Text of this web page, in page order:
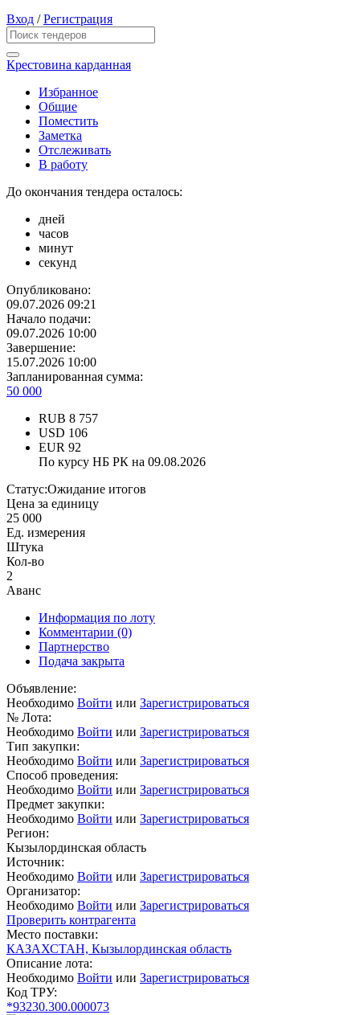
Вход /Регистрация
Крестовина карданная
Избранное
Общие
Поместить
Заметка
Отслеживать
В работу
До окончания тендера осталось:
дней
часов
минут
секунд
Опубликовано:
09.07.2026 09:21
Начало подачи:
09.07.2026 10:00
Завершение:
15.07.2026 10:00
Запланированная сумма:
50 000
RUB 8 757
USD 106
EUR 92
По курсу НБ РК на 09.08.2026
Статус:Ожидание итогов
Цена за единицу
25 000
Ед. измерения
Штука
Кол-во
2
Аванс
Информация по лоту
Комментарии (0)
Партнерство
Подача закрыта
Объявление:
Необходимо Войти или Зарегистрироваться
№ Лота:
Необходимо Войти или Зарегистрироваться
Тип закупки:
Необходимо Войти или Зарегистрироваться
Способ проведения:
Необходимо Войти или Зарегистрироваться
Предмет закупки:
Необходимо Войти или Зарегистрироваться
Регион:
Кызылординская область
Источник:
Необходимо Войти или Зарегистрироваться
Организатор:
Необходимо Войти или Зарегистрироваться
Проверить контрагента
Место поставки:
КАЗАХСТАН, Кызылординская область
Описание лота:
Необходимо Войти или Зарегистрироваться
Код ТРУ:
*93230.300.000073